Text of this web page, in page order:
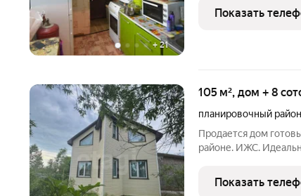
+ 21
Расположен на
предостаточно! А
Показать
105 м², дом + 8
планировочный
Продается дом
районе. ИЖС.
цементным
Полностью
Показать